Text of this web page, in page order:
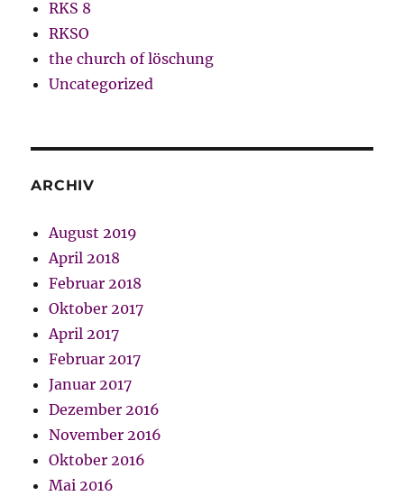
RKS 8
RKSO
the church of löschung
Uncategorized
ARCHIV
August 2019
April 2018
Februar 2018
Oktober 2017
April 2017
Februar 2017
Januar 2017
Dezember 2016
November 2016
Oktober 2016
Mai 2016